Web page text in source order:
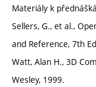
Materiály k
Sellers, G., et al.,
and Reference, 7th
Watt, Alan H., 3D
Wesley, 1999.